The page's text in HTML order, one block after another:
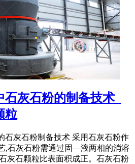
灰石粉的制备技术_
粒
石灰石粉制备技术 采用石灰石粉作
,石灰石粉需通过固—液两相的消溶
灰石颗粒比表面积成正。石灰石粉